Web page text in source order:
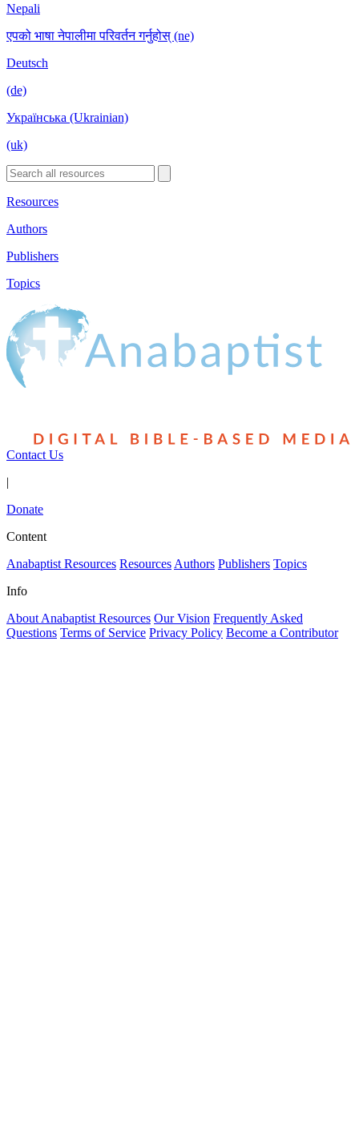
Nepali
एपको भाषा नेपालीमा परिवर्तन गर्नुहोस् (ne)
Deutsch
(de)
Українська (Ukrainian)
(uk)
Resources
Authors
Publishers
Topics
Contact Us
|
Donate
Content
Anabaptist Resources Resources Authors Publishers Topics
Info
About Anabaptist Resources Our Vision Frequently Asked
Questions Terms of Service Privacy Policy Become a Contributor